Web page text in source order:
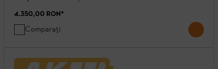
4.350,00 RON*
Comparați